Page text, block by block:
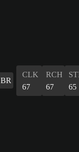
BR
CLK
67
RCH
67
65